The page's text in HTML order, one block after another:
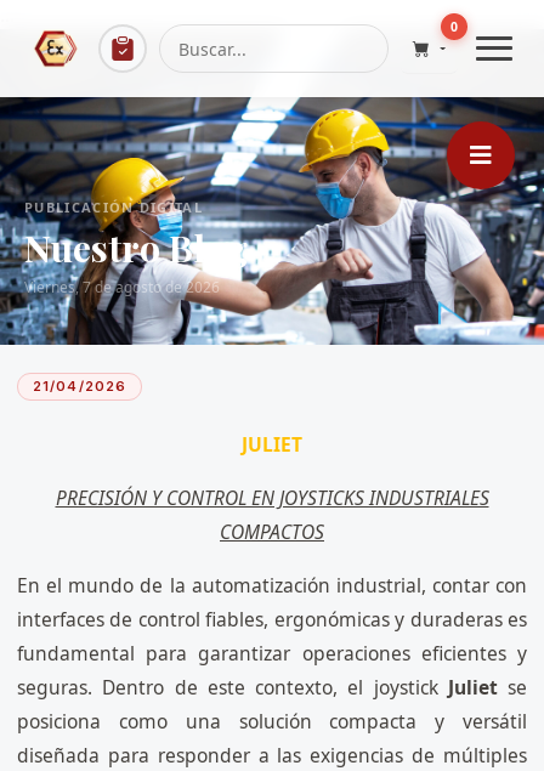
0
PUBLICACIÓN DIGITAL
Nuestro Blog
Viernes, 7 de agosto de 2026
21/04/2026
JULIET
PRECISIÓN Y CONTROL EN JOYSTICKS INDUSTRIALES
COMPACTOS
En el mundo de la automatización industrial, contar con
interfaces de control fiables, ergonómicas y duraderas es
fundamental para garantizar operaciones eficientes y
seguras. Dentro de este contexto, el joystick Julietse
posiciona como una solución compacta y versátil
diseñada para responder a las exigencias de múltiples